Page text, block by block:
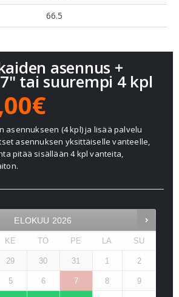
66.5
asennus +
tai suurempi 4 kpl
asennukseen (4 kpl) ja lisää palvelu
asennuksen yksittäiselle vanteelle,
pitää sisällään 4 kpl vanteita,
ELOKUU 2026
KE TO PE LA SU
29 30 31 1 2
5 6 7 8 9